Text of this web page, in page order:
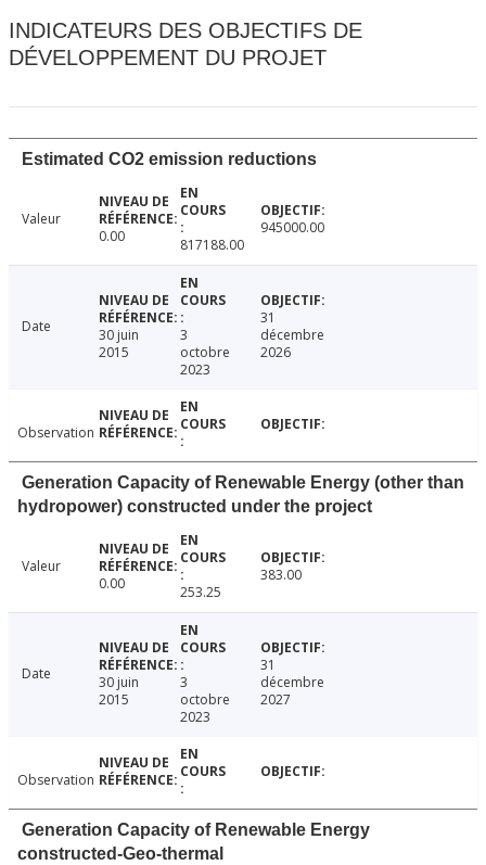
INDICATEURS DES OBJECTIFS DE
DÉVELOPPEMENT DU PROJET
Estimated CO2 emission reductions
Valeur
0.00
817188.00
945000.00
Date
30 juin
2015
3
octobre
2023
31
décembre
2026
Observation
Generation Capacity of Renewable Energy (other than
hydropower) constructed under the project
Valeur
0.00
253.25
383.00
Date
30 juin
2015
3
octobre
2023
31
décembre
2027
Observation
Generation Capacity of Renewable Energy
constructed-Geo-thermal